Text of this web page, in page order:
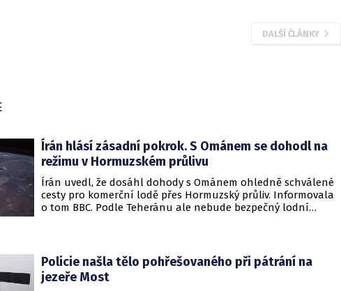
DALŠÍ ČLÁNKY
Írán hlásí zásadní pokrok. S Ománem se dohodl na
režimu v Hormuzském průlivu
Írán uvedl, že dosáhl dohody s Ománem ohledně schválené
cesty pro komerční lodě přes Hormuzský průliv. Informovala
o tom BBC. Podle Teheránu ale nebude bezpečný lodní
Policie našla tělo pohřešovaného při pátrání na
jezeře Most